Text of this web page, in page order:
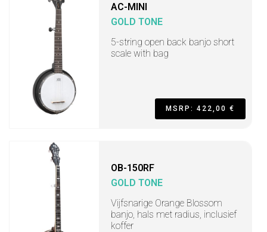
AC-MINI
GOLD TONE
5-string open back banjo short
scale with bag
MSRP: 422,00 €
OB-150RF
GOLD TONE
Vijfsnarige Orange Blossom
banjo, hals met radius, inclusief
koffer